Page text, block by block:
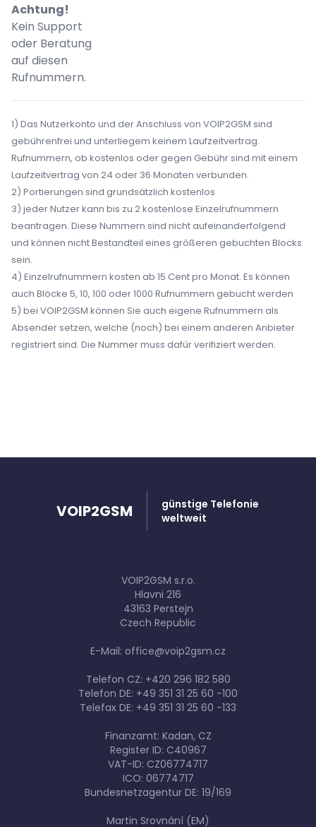
Achtung!
Kein Support
oder Beratung
auf diesen
Rufnummern.
1) Das Nutzerkonto und der Anschluss von VOIP2GSM sind
gebührenfrei und unterliegem keinem Laufzeitvertrag.
Rufnummern, ob kostenlos oder gegen Gebühr sind mit einem
Laufzeitvertrag von 24 oder 36 Monaten verbunden.
2) Portierungen sind grundsätzlich kostenlos
3) jeder Nutzer kann bis zu 2 kostenlose Einzelrufnummern
beantragen. Diese Nummern sind nicht aufeinanderfolgend
und können nicht Bestandteil eines größeren gebuchten Blocks
sein.
4) Einzelrufnummern kosten ab 15 Cent pro Monat. Es können
auch Blöcke 5, 10, 100 oder 1000 Rufnummern gebucht werden
5) bei VOIP2GSM können Sie auch eigene Rufnummern als
Absender setzen, welche (noch) bei einem anderen Anbieter
registriert sind. Die Nummer muss dafür verifiziert werden.
VOIP2GSM
günstige Telefonie
weltweit
VOIP2GSM s.r.o.
Hlavni 216
43163 Perstejn
Czech Republic
E-Mail: office@voip2gsm.cz
Telefon CZ: +420 296 182 580
Telefon DE: +49 351 31 25 60 -100
Telefax DE: +49 351 31 25 60 -133
Finanzamt: Kadan, CZ
Register ID: C40967
VAT-ID: CZ06774717
ICO: 06774717
Bundesnetzagentur DE: 19/169
Martin Srovnání (EM)